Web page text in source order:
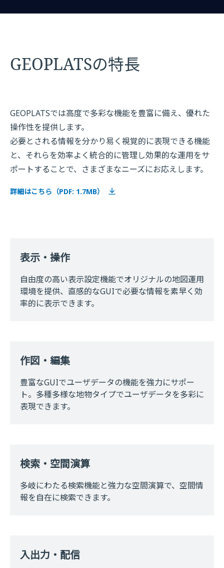
GEOPLATSの特長
GEOPLATSでは高度で多彩な機能を豊富に備え、優れた
操作性を提供します。
必要とされる情報を分かり易く視覚的に表現できる機能
と、それらを効率よく統合的に管理し効果的な運用をサ
ポートすることで、さまざまなニーズにお応えします。
詳細はこちら（PDF: 1.7MB）
表示・操作
自由度の高い表示設定機能でオリジナルの地図運用
環境を提供、直感的なGUIで必要な情報を素早く効
率的に表示できます。
作図・編集
豊富なGUIでユーザデータの機能を強力にサポー
ト。多種多様な地物タイプでユーザデータを多彩に
表現できます。
検索・空間演算
多岐にわたる検索機能と強力な空間演算で、空間情
報を自在に検索できます。
入出力・配信